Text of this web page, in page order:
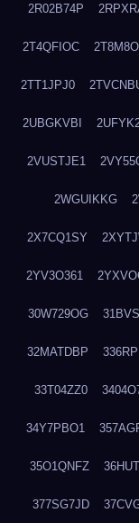
2R02B74P
2T4QFIOC
2TT1JPJ0
2UBGKVBI
2VUSTJE1
2WGUIKKG
2X7CQ1SY
2YV3O361
30W729OG
32MATDBP
33T04ZZ0
34Y7PBO1
35O1QNFZ
377SG7JD